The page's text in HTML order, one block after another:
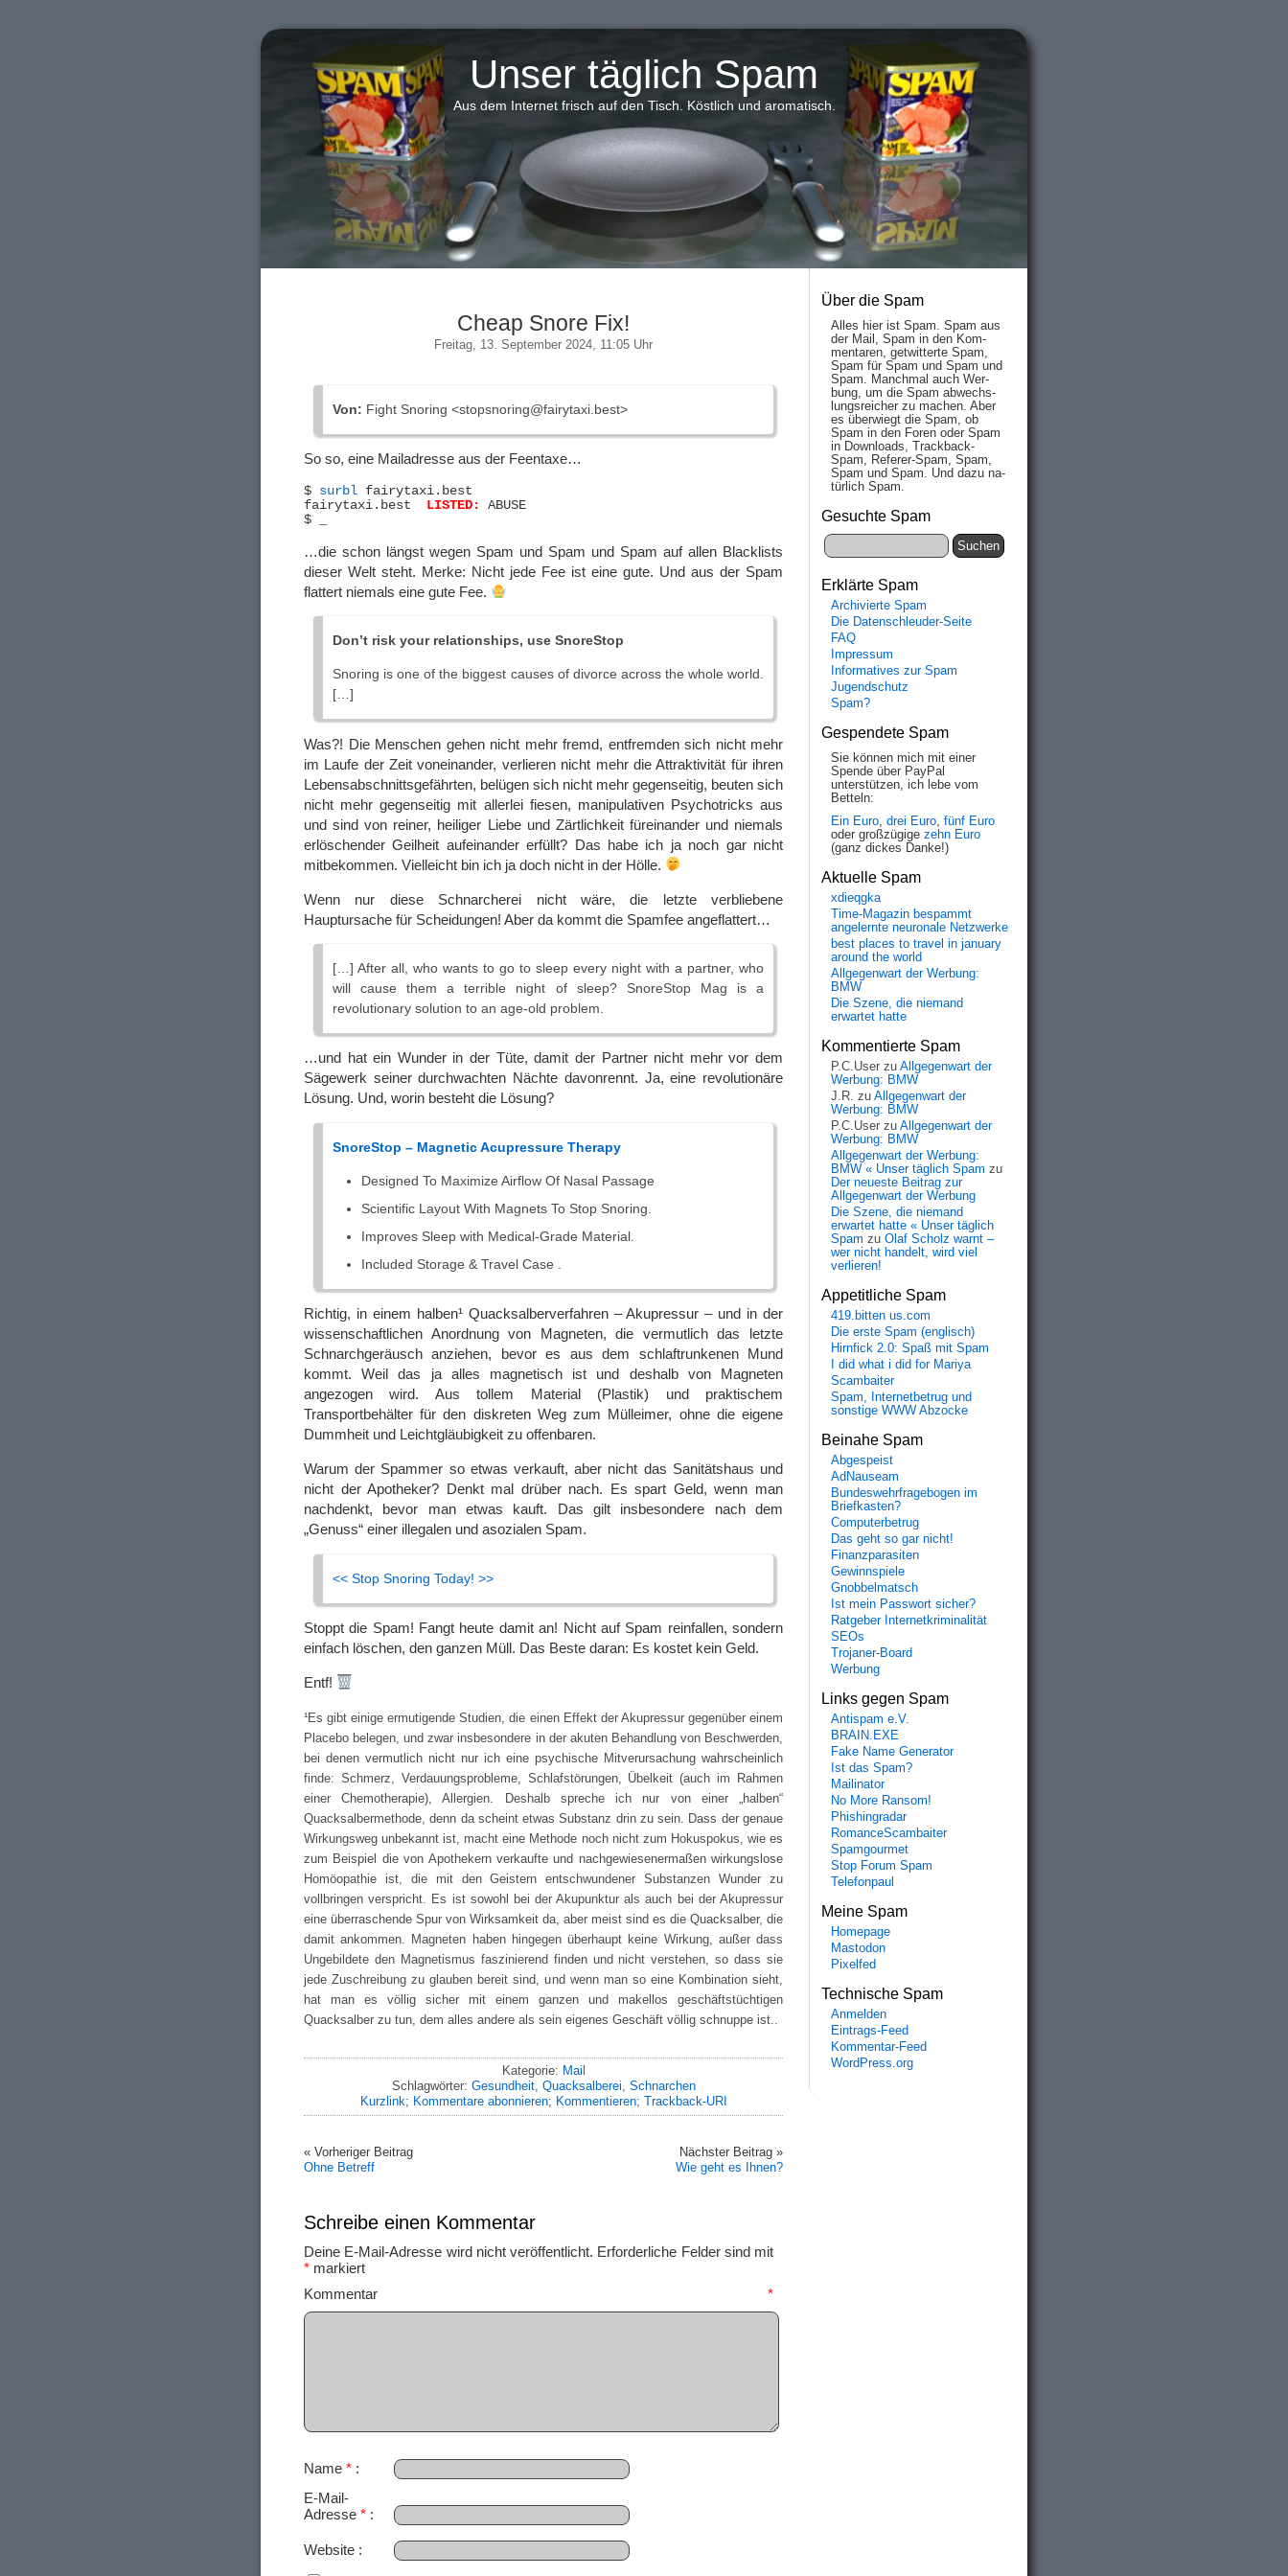
Unser täglich Spam
Aus dem Internet frisch auf den Tisch. Köstlich und aromatisch.
Cheap Snore Fix!
Freitag, 13. September 2024, 11:05 Uhr
Von: Fight Snoring <stopsnoring@fairytaxi.best>
So so, eine Mailadresse aus der Feentaxe…
$ surbl fairytaxi.best
LISTED:
ABUSE
…die schon längst wegen Spam und Spam und Spam auf allen Blacklists
dieser Welt steht. Merke: Nicht jede Fee ist eine gute. Und aus der Spam
flattert niemals eine gute Fee.
Don’t risk your relationships, use SnoreStop
Snoring is one of the biggest causes of divorce across the whole world.
[…]
Was?! Die Menschen gehen nicht mehr fremd, entfremden sich nicht mehr
im Laufe der Zeit voneinander, verlieren nicht mehr die Attraktivität für ihren
Lebensabschnittsgefährten, belügen sich nicht mehr gegenseitig, beuten sich
nicht mehr gegenseitig mit allerlei fiesen, manipulativen Psychotricks aus
und sind von reiner, heiliger Liebe und Zärtlichkeit füreinander und niemals
erlöschender Geilheit aufeinander erfüllt? Das habe ich ja noch gar nicht
mitbekommen. Vielleicht bin ich ja doch nicht in der Hölle.
Wenn nur diese Schnarcherei nicht wäre, die letzte verbliebene
Hauptursache für Scheidungen! Aber da kommt die Spamfee angeflattert…
[…] After all, who wants to go to sleep every night with a partner, who
will cause them a terrible night of sleep? SnoreStop Mag is a
revolutionary solution to an age-old problem.
…und hat ein Wunder in der Tüte, damit der Partner nicht mehr vor dem
Sägewerk seiner durchwachten Nächte davonrennt. Ja, eine revolutionäre
Lösung. Und, worin besteht die Lösung?
SnoreStop – Magnetic Acupressure Therapy
Designed To Maximize Airflow Of Nasal Passage
Scientific Layout With Magnets To Stop Snoring.
Improves Sleep with Medical-Grade Material.
Included Storage & Travel Case .
Richtig, in einem halben¹ Quacksalberverfahren – Akupressur – und in der
wissenschaftlichen Anordnung von Magneten, die vermutlich das letzte
Schnarchgeräusch anziehen, bevor es aus dem schlaftrunkenen Mund
kommt. Weil das ja alles magnetisch ist und deshalb von Magneten
angezogen wird. Aus tollem Material (Plastik) und praktischem
Transportbehälter für den diskreten Weg zum Mülleimer, ohne die eigene
Dummheit und Leichtgläubigkeit zu offenbaren.
Warum der Spammer so etwas verkauft, aber nicht das Sanitätshaus und
nicht der Apotheker? Denkt mal drüber nach. Es spart Geld, wenn man
nachdenkt, bevor man etwas kauft. Das gilt insbesondere nach dem
„Genuss“ einer illegalen und asozialen Spam.
<< Stop Snoring Today! >>
Stoppt die Spam! Fangt heute damit an! Nicht auf Spam reinfallen, sondern
einfach löschen, den ganzen Müll. Das Beste daran: Es kostet kein Geld.
Entf!
¹Es gibt einige ermutigende Studien, die einen Effekt der Akupressur gegenüber einem
Placebo belegen, und zwar insbesondere in der akuten Behandlung von Beschwerden,
bei denen vermutlich nicht nur ich eine psychische Mitverursachung wahrscheinlich
finde: Schmerz, Verdauungsprobleme, Schlafstörungen, Übelkeit (auch im Rahmen
einer Chemotherapie), Allergien. Deshalb spreche ich nur von einer „halben“
Quacksalbermethode, denn da scheint etwas Substanz drin zu sein. Dass der genaue
Wirkungsweg unbekannt ist, macht eine Methode noch nicht zum Hokuspokus, wie es
zum Beispiel die von Apothekern verkaufte und nachgewiesenermaßen wirkungslose
Homöopathie ist, die mit den Geistern entschwundener Substanzen Wunder zu
vollbringen verspricht. Es ist sowohl bei der Akupunktur als auch bei der Akupressur
eine überraschende Spur von Wirksamkeit da, aber meist sind es die Quacksalber, die
damit ankommen. Magneten haben hingegen überhaupt keine Wirkung, außer dass
Ungebildete den Magnetismus faszinierend finden und nicht verstehen, so dass sie
jede Zuschreibung zu glauben bereit sind, und wenn man so eine Kombination sieht,
hat man es völlig sicher mit einem ganzen und makellos geschäftstüchtigen
Quacksalber zu tun, dem alles andere als sein eigenes Geschäft völlig schnuppe ist..
Kategorie: Mail
Schlagwörter: Gesundheit, Quacksalberei, Schnarchen
Kurzlink; Kommentare abonnieren; Kommentieren; Trackback-URI
« Vorheriger Beitrag
Ohne Betreff
Nächster Beitrag »
Wie geht es Ihnen?
Schreibe einen Kommentar
Deine E-Mail-Adresse wird nicht veröffentlicht. Erforderliche Felder sind mit
* markiert
Kommentar *
Name *
E-Mail-
Adresse *
Website
Über die Spam
Alles hier ist Spam. Spam aus
der Mail, Spam in den Kom­
men­taren, ge­twit­ter­te Spam,
Spam für Spam und Spam und
Spam. Manch­mal auch Wer­
bung, um die Spam ab­wechs­
lungs­reich­er zu mach­en. Aber
es über­wiegt die Spam, ob
Spam in den Fo­ren oder Spam
in Down­loads, Track­back-
Spam, Re­fe­rer-Spam, Spam,
Spam und Spam. Und da­zu na­
tür­lich Spam.
Gesuchte Spam
Erklärte Spam
Archivierte Spam
Die Datenschleuder-Seite
FAQ
Impressum
Informatives zur Spam
Jugendschutz
Spam?
Gespendete Spam
Sie können mich mit einer
Spende über PayPal
unterstützen, ich lebe vom
Betteln:
Ein Euro, drei Euro, fünf Euro
oder großzügige zehn Euro
(ganz dickes Danke!)
Aktuelle Spam
xdieqgka
Time-Magazin bespammt
angelernte neuronale Netzwerke
best places to travel in january
around the world
Allgegenwart der Werbung:
BMW
Die Szene, die niemand
erwartet hatte
Kommentierte Spam
P.C.User zu Allgegenwart der
Werbung: BMW
J.R. zu Allgegenwart der
Werbung: BMW
P.C.User zu Allgegenwart der
Werbung: BMW
Allgegenwart der Werbung:
BMW « Unser täglich Spam zu
Der neueste Beitrag zur
Allgegenwart der Werbung
Die Szene, die niemand
erwartet hatte « Unser täglich
Spam zu Olaf Scholz warnt –
wer nicht handelt, wird viel
verlieren!
Appetitliche Spam
419.bitten us.com
Die erste Spam (englisch)
Hirnfick 2.0: Spaß mit Spam
I did what i did for Mariya
Scambaiter
Spam, Internetbetrug und
sonstige WWW Abzocke
Beinahe Spam
Abgespeist
AdNauseam
Bundeswehrfragebogen im
Briefkasten?
Computerbetrug
Das geht so gar nicht!
Finanzparasiten
Gewinnspiele
Gnobbelmatsch
Ist mein Passwort sicher?
Ratgeber Internetkriminalität
SEOs
Trojaner-Board
Werbung
Links gegen Spam
Antispam e.V.
BRAIN.EXE
Fake Name Generator
Ist das Spam?
Mailinator
No More Ransom!
Phishingradar
RomanceScambaiter
Spamgourmet
Stop Forum Spam
Telefonpaul
Meine Spam
Homepage
Mastodon
Pixelfed
Technische Spam
Anmelden
Eintrags-Feed
Kommentar-Feed
WordPress.org